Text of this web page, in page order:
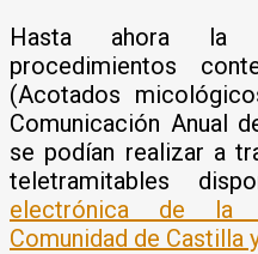
Hasta ahora la
procedimientos
(Acotados
Comunicación Anual
se podían realizar a
teletramitables
electrónica de la
Comunidad de Castilla